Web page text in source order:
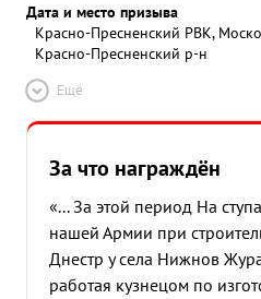
Дата и место призыва
Красно-Пресненский РВК,
Красно-Пресненский р-н
Ещё
За что награждён
«... За этой период На
нашей Армии при
Днестр у села Нижнов
работая кузнецом по